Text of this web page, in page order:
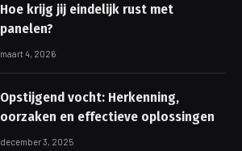
Hoe krijg jij eindelijk rust met
panelen?
maart 4, 2026
Opstijgend vocht: Herkenning,
oorzaken en effectieve oplossingen
december 3, 2025